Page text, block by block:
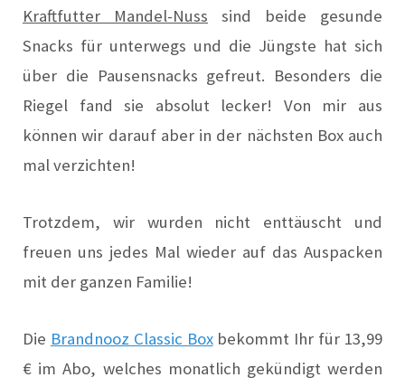
Kraftfutter Mandel-Nuss sind beide gesunde
Snacks für unterwegs und die Jüngste hat sich
über die Pausensnacks gefreut. Besonders die
Riegel fand sie absolut lecker! Von mir aus
können wir darauf aber in der nächsten Box auch
mal verzichten!
Trotzdem, wir wurden nicht enttäuscht und
freuen uns jedes Mal wieder auf das Auspacken
mit der ganzen Familie!
Die Brandnooz Classic Boxbekommt Ihr für 13,99
€ im Abo, welches monatlich gekündigt werden